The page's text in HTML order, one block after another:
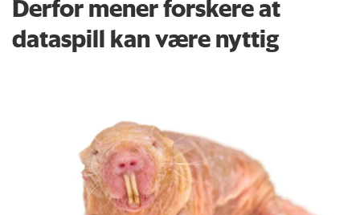
Derfor mener forskere at
dataspill kan være nyttig